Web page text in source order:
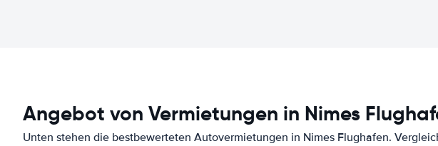
Angebot von Vermietungen in Nimes
Unten stehen die bestbewerteten Autovermietungen in Nimes Flughafen.